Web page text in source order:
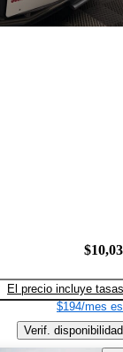
El precio incluye tasas
$194/mes
Verif. disponibilidad